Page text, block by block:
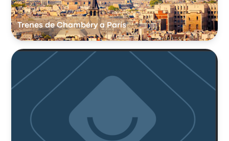
Trenes de Chambéry a París